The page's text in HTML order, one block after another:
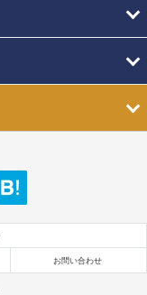
お問い合わせ